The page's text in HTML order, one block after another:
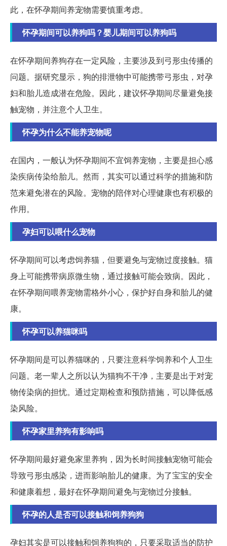
此，在怀孕期间养宠物需要慎重考虑。
怀孕期间可以养狗吗？婴儿期间可以养狗吗
在怀孕期间养狗存在一定风险，主要涉及到弓形虫传播的
问题。据研究显示，狗的排泄物中可能携带弓形虫，对孕
妇和胎儿造成潜在危险。因此，建议怀孕期间尽量避免接
触宠物，并注意个人卫生。
怀孕为什么不能养宠物呢
在国内，一般认为怀孕期间不宜饲养宠物，主要是担心感
染疾病传染给胎儿。然而，其实可以通过科学的措施和防
范来避免潜在的风险。宠物的陪伴对心理健康也有积极的
作用。
孕妇可以喂什么宠物
怀孕期间可以考虑饲养猫，但要避免与宠物过度接触。猫
身上可能携带病原微生物，通过接触可能会致病。因此，
在怀孕期间喂养宠物需格外小心，保护好自身和胎儿的健
康。
怀孕可以养猫咪吗
怀孕期间是可以养猫咪的，只要注意科学饲养和个人卫生
问题。老一辈人之所以认为猫狗不干净，主要是出于对宠
物传染病的担忧。通过定期检查和预防措施，可以降低感
染风险。
怀孕家里养狗有影响吗
怀孕期间最好避免家里养狗，因为长时间接触宠物可能会
导致弓形虫感染，进而影响胎儿的健康。为了宝宝的安全
和健康着想，最好在怀孕期间避免与宠物过分接触。
怀孕的人是否可以接触和饲养狗狗
孕妇其实是可以接触和饲养狗狗的，只要采取适当的防护